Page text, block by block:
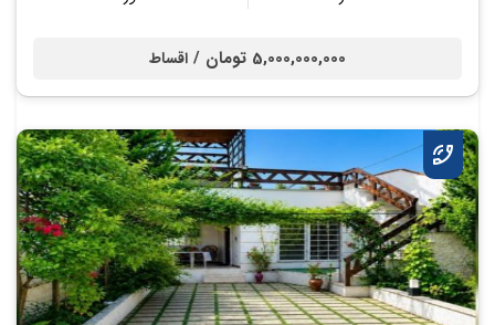
5,000,000,000 تومان / اقساط